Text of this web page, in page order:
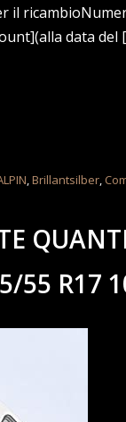
data
,Brillantsilber,
55 R17